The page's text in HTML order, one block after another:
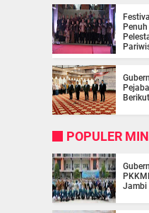
POPULER
Jambi